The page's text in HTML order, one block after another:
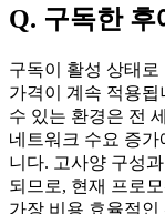
Q. 구독한
구독이 활성 상태
가격이 계속 적용됩
수 있는 환경은 전
네트워크 수요 증
니다. 고사양 구성
되므로, 현재 프로
가장 비용 효율적인